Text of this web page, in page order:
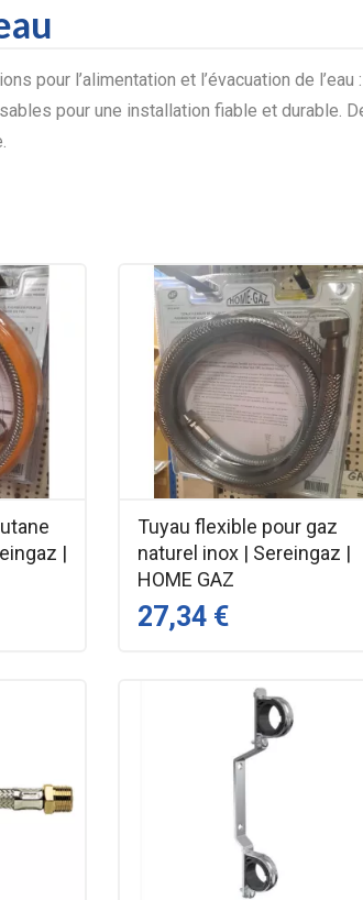
pour l’alimentation et l’évacuation de
pour une installation fiable et durable.
|
Tuyau flexible pour gaz
naturel inox | Sereingaz |
HOME GAZ
27,34 €